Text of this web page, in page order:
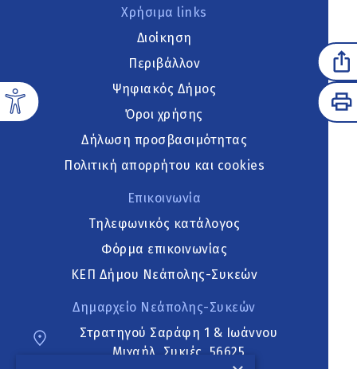
Χρήσιμα links
Διοίκηση
Περιβάλλον
Ψηφιακός Δήμος
Όροι χρήσης
Δήλωση προσβασιμότητας
Πολιτική απορρήτου και cookies
Επικοινωνία
Τηλεφωνικός κατάλογος
Φόρμα επικοινωνίας
ΚΕΠ Δήμου Νεάπολης-Συκεών
Δημαρχείο Νεάπολης-Συκεών
Στρατηγού Σαράφη 1 & Ιωάννου
Μιχαήλ, Συκιές, 56625